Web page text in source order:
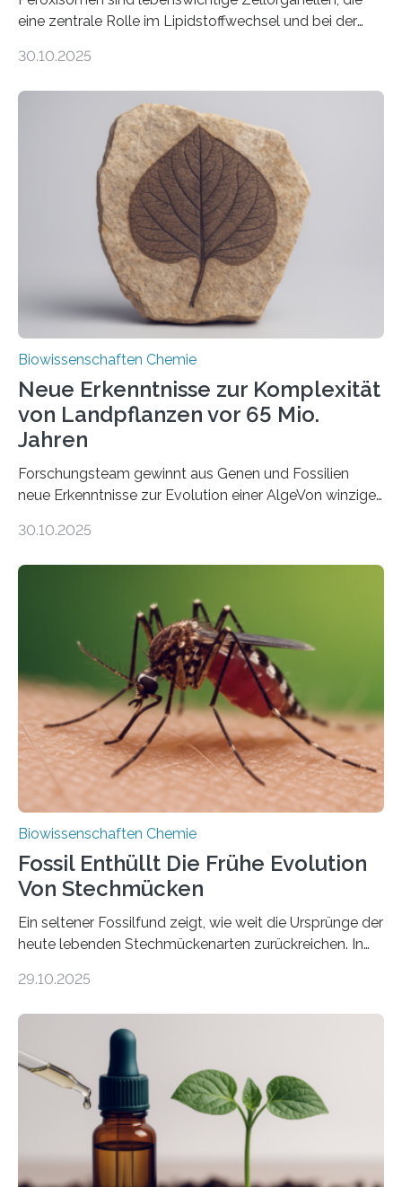
eine zentrale Rolle im Lipidstoffwechsel und bei der
erfüllen können, müssen zahlreiche Enzyme präzise in
der Ruhr-Universität Bochum um Prof. Dr. Ralf Erdmann
und Dr. Ismaila Francis Yusuf hat nun einen bislang
unbekannten Qualitätskontrollmechanismus des
peroxisomalen Proteintransports in der Bäckerhefe
Saccharomyces cerevisiae entdeckt, der für die
Funktionsfähigkeit der Organellen entscheidend ist. Die
Studie wurde am 28. Oktober 2025 in der
Fachzeitschrift…
30.10.2025
Biowissenschaften Chemie
Neue Erkenntnisse zur Komplexität
von Landpflanzen vor 65 Mio.
Jahren
Forschungsteam gewinnt aus Genen und Fossilien
neue Erkenntnisse zur Evolution einer AlgeVon winzigen
Landpflanzen zählen zu den komplexesten
Grünalgen, die vor Hunderten von Millionen Jahren
lebten. Unter den Vorfahren sticht eine Gruppe heraus,
die noch heute in der Natur vorkommt: die
Süßwasseralge Coleochaetophyceae. Einige Arten
dieser Gruppe bilden aus Zellfäden dichte Geflechte
mit scheibenförmiger Gestalt. Was auffällig ist: Die
nächsten…
30.10.2025
Biowissenschaften Chemie
Fossil Enthüllt Die Frühe Evolution
Von Stechmücken
Ein seltener Fossilfund zeigt, wie weit die Ursprünge der
heute lebenden Stechmückenarten zurückreichen. In
Forschende die bisher älteste bekannte Stechmücken-
Region Kachin in Myanmar und hat sich in
ausgezeichnetem Zustand erhalten. Es konnte als neue
Art einer neuen Gattung beschrieben werden und trägt
nun den Namen Cretosabethes primaevus. Dieser erste
fossile Nachweis einer Stechmückenlarve in Bernstein
stellt gleichzeitig den ersten Fossilfund einer
Mückenlarve aus dem Mesozoikum dar, denn…
29.10.2025